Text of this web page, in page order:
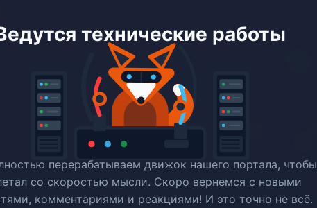
технические работы
перерабатываем движок нашего портала, чтобы
со скоростью мысли. Скоро вернемся c новыми
комментариями и реакциями! И это точно не всё.